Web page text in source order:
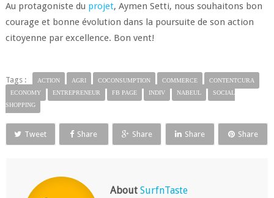
Au protagoniste du projet, Aymen Setti, nous souhaitons bon
courage et bonne évolution dans la poursuite de son action
citoyenne par excellence. Bon vent!
Tags : ACTION AGRI COCONSUMPTION COMMERCE
CONTENTCURA
ECONOMY
ENTREPRENEUR FB PAGE INDIV NABEUL
SOCIAL
SHOPPING
Tweet Share Share Share Share
About SurfnTaste